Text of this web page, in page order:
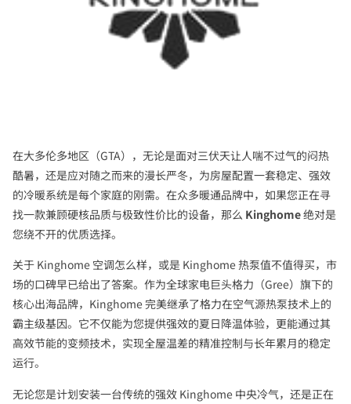
在大多伦多地区（GTA），无论是面对三伏天让人喘不过气的闷热
酷暑，还是应对随之而来的漫长严冬，为房屋配置一套稳定、强效
的冷暖系统是每个家庭的刚需。在众多暖通品牌中，如果您正在寻
找一款兼顾硬核品质与极致性价比的设备，那么 Kinghome绝对是
您绕不开的优质选择。
关于 Kinghome 空调怎么样，或是 Kinghome 热泵值不值得买，市
场的口碑早已给出了答案。作为全球家电巨头格力（Gree）旗下的
核心出海品牌，Kinghome 完美继承了格力在空气源热泵技术上的
霸主级基因。它不仅能为您提供强效的夏日降温体验，更能通过其
高效节能的变频技术，实现全屋温差的精准控制与长年累月的稳定
运行。
无论您是计划安装一台传统的强效 Kinghome 中央冷气，还是正在